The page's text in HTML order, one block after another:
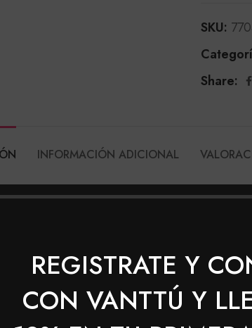
REGISTRATE Y
CON VANTTÚ Y
SKU:
Share:
INFORMACIÓN ADICIONAL
Maxybelt Esmalte
para las apasionadas de los colores
esmalte brinda un acabado profesional y